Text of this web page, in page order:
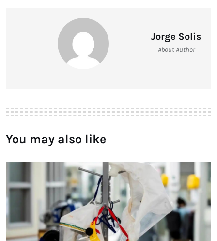
Jorge Solis
About Author
You may also like